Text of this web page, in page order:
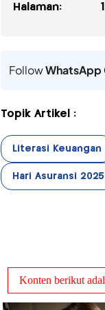
Halaman: 1
FollowWhatsApp
Topik Artikel :
Literasi Keuangan
Hari Asuransi 2025